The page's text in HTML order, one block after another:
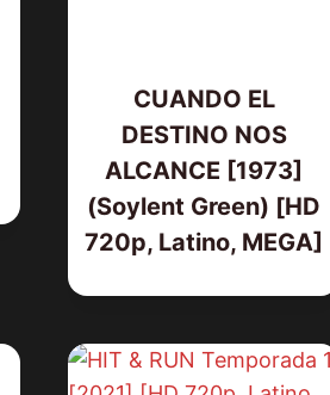
CUANDO EL
DESTINO NOS
ALCANCE [1973]
(Soylent Green) [HD
720p, Latino, MEGA]